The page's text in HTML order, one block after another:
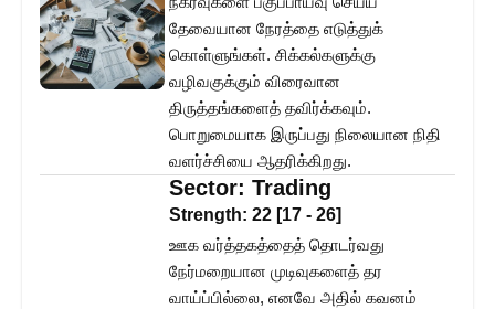
தேவையான நேரத்தை எடுத்துக்
கொள்ளுங்கள். சிக்கல்களுக்கு
வழிவகுக்கும் விரைவான
திருத்தங்களைத் தவிர்க்கவும்.
பொறுமையாக இருப்பது நிலையான நிதி
வளர்ச்சியை ஆதரிக்கிறது.
Sector: Trading
Strength: 22 [17 - 26]
ஊக வர்த்தகத்தைத் தொடர்வது
நேர்மறையான முடிவுகளைத் தர
வாய்ப்பில்லை, எனவே அதில் கவனம்